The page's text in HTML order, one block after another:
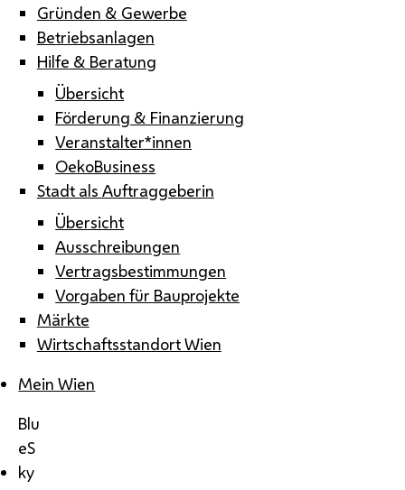
Gründen & Gewerbe
Betriebsanlagen
Hilfe & Beratung
Übersicht
Förderung & Finanzierung
Veranstalter*innen
OekoBusiness
Stadt als Auftraggeberin
Übersicht
Ausschreibungen
Vertragsbestimmungen
Vorgaben für Bauprojekte
Märkte
Wirtschaftsstandort Wien
Mein Wien
Blu
eS
ky